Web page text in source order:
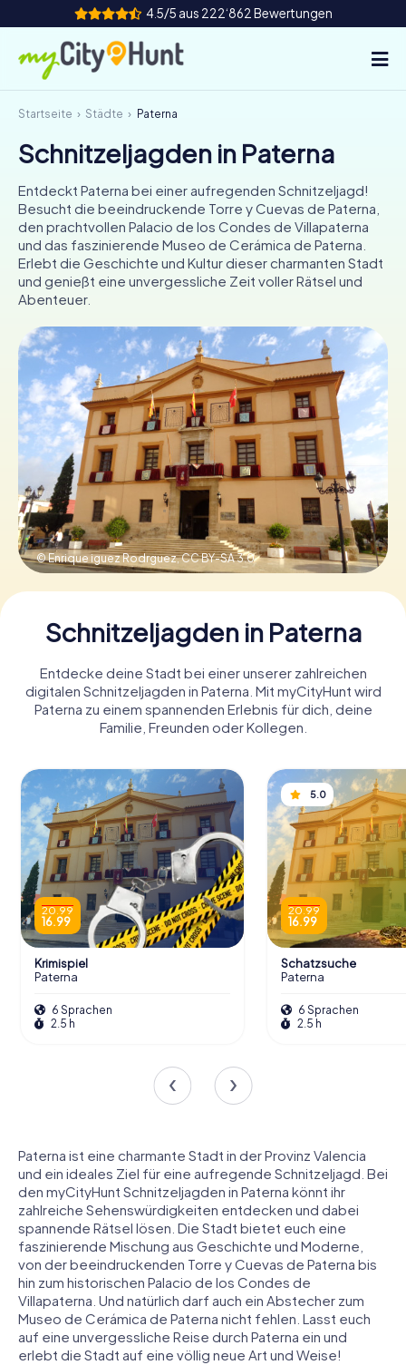
4.5/5 aus 222‘862 Bewertungen
So funktioniert's
Städte
Touren
Teamevent
Tickets
INT AT CH
DE
ES
FR UK
IE
IT
NL
Tickets buchen
Gutscheine bestellen
Startseite Städte Paterna
Schnitzeljagden in Paterna
Entdeckt Paterna bei einer aufregenden Schnitzeljagd!
Besucht die beeindruckende Torre y Cuevas de Paterna,
den prachtvollen Palacio de los Condes de Villapaterna
und das faszinierende Museo de Cerámica de Paterna.
Erlebt die Geschichte und Kultur dieser charmanten Stadt
und genießt eine unvergessliche Zeit voller Rätsel und
Abenteuer.
© Enrique iguez Rodrguez,CC BY-SA 3.0
Schnitzeljagden in Paterna
Entdecke deine Stadt bei einer unserer zahlreichen
digitalen Schnitzeljagden in Paterna. Mit myCityHunt wird
Paterna zu einem spannenden Erlebnis für dich, deine
Familie, Freunden oder Kollegen.
20.99
16.99
Krimispiel
Paterna
6 Sprachen
2.5 h
5.0
20.99
16.99
Schatzsuche
Paterna
6 Sprachen
2.5 h
Paterna ist eine charmante Stadt in der Provinz Valencia
und ein ideales Ziel für eine aufregende Schnitzeljagd. Bei
den myCityHunt Schnitzeljagden in Paterna könnt ihr
zahlreiche Sehenswürdigkeiten entdecken und dabei
spannende Rätsel lösen. Die Stadt bietet euch eine
faszinierende Mischung aus Geschichte und Moderne,
von der beeindruckenden Torre y Cuevas de Paterna bis
hin zum historischen Palacio de los Condes de
Villapaterna. Und natürlich darf auch ein Abstecher zum
Museo de Cerámica de Paterna nicht fehlen. Lasst euch
auf eine unvergessliche Reise durch Paterna ein und
erlebt die Stadt auf eine völlig neue Art und Weise!